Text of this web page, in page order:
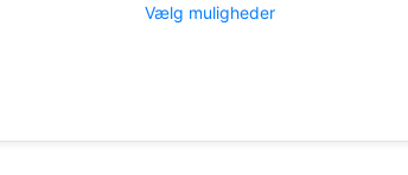
Vælg muligheder
kan